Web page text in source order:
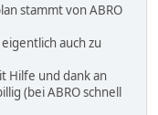
stammt von ABRO
auch zu
Hilfe und dank an
(bei ABRO schnell